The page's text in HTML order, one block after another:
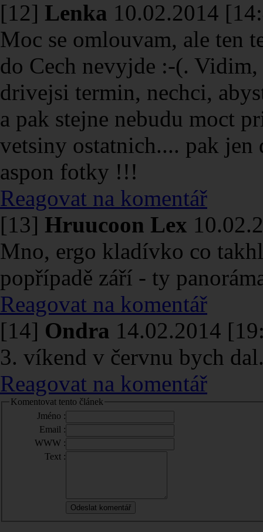
[12] Lenka 10.02.2014
Moc se omlouvam, ale ten
do Cech nevyjde :-(. Vidim,
drivejsi termin, nechci,
a pak stejne nebudu moct
vetsiny ostatnich.... pak jen
aspon fotky !!!
Reagovat na komentář
[13] Hruucoon Lex
Mno, ergo kladívko co
popřípadě září - ty
Reagovat na komentář
[14] Ondra 14.02.2014
3. víkend v červnu bych
Reagovat na komentář
Komentovat tento článek
Jméno :
Email :
WWW :
Text :